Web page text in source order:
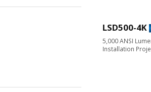
LSD500-4K
5,000 ANSI
Installation